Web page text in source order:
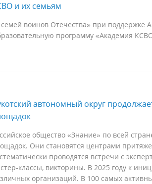
и их семьям
воинов Отечества» при поддержке
программу «Академия
автономный округ
общество «Знание» по всей
Они становятся центрами
проводятся встречи с
классы, викторины. В 2025 году к
организаций. В 100 самых